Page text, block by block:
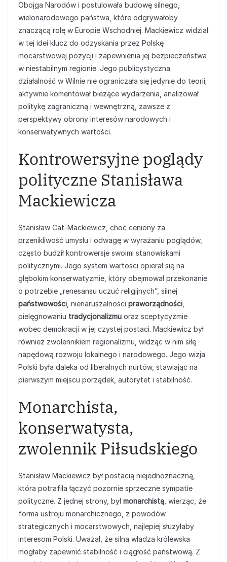
Obojga Narodów i postulowała budowę silnego,
wielonarodowego państwa, które odgrywałoby
znaczącą rolę w Europie Wschodniej. Mackiewicz widział
w tej idei klucz do odzyskania przez Polskę
mocarstwowej pozycji i zapewnienia jej bezpieczeństwa
w niestabilnym regionie. Jego publicystyczna
działalność w Wilnie nie ograniczała się jedynie do teorii;
aktywnie komentował bieżące wydarzenia, analizował
politykę zagraniczną i wewnętrzną, zawsze z
perspektywy obrony interesów narodowych i
konserwatywnych wartości.
Kontrowersyjne poglądy
polityczne Stanisława
Mackiewicza
Stanisław Cat-Mackiewicz, choć ceniony za
przenikliwość umysłu i odwagę w wyrażaniu poglądów,
często budził kontrowersje swoimi stanowiskami
politycznymi. Jego system wartości opierał się na
głębokim konserwatyzmie, który obejmował przekonanie
o potrzebie „renesansu uczuć religijnych”, silnej
państwowości , nienaruszalności praworządności
pielęgnowaniu tradycjonalizmu oraz sceptycyzmie
wobec demokracji w jej czystej postaci. Mackiewicz był
również zwolennikiem regionalizmu, widząc w nim siłę
napędową rozwoju lokalnego i narodowego. Jego wizja
Polski była daleka od liberalnych nurtów, stawiając na
pierwszym miejscu porządek, autorytet i stabilność.
Monarchista,
konserwatysta,
zwolennik Piłsudskiego
Stanisław Mackiewicz był postacią niejednoznaczną,
która potrafiła łączyć pozornie sprzeczne sympatie
polityczne. Z jednej strony, byłmonarchistą , wierząc, że
forma ustroju monarchicznego, z powodów
strategicznych i mocarstwowych, najlepiej służyłaby
interesom Polski. Uważał, że silna władza królewska
mogłaby zapewnić stabilność i ciągłość państwową. Z